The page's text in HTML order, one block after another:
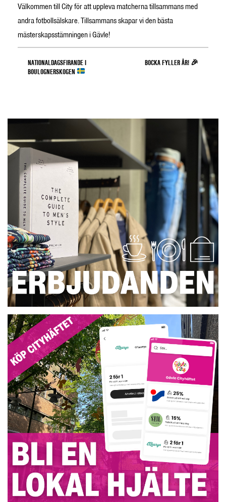
Välkommen till City för att uppleva matcherna tillsammans med
andra fotbollsälskare. Tillsammans skapar vi den bästa
mästerskapsstämningen i Gävle!
NATIONALDAGSFIRANDE I
BOULOGNERSKOGEN
BOCKA FYLLER ÅR! 🎉